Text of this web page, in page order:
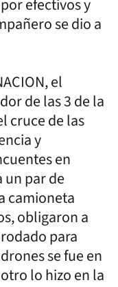
efectivos y
se dio a
el
de las 3 de la
cruce de las
y
en
par de
camioneta
obligaron a
para
se fue en
lo hizo en la